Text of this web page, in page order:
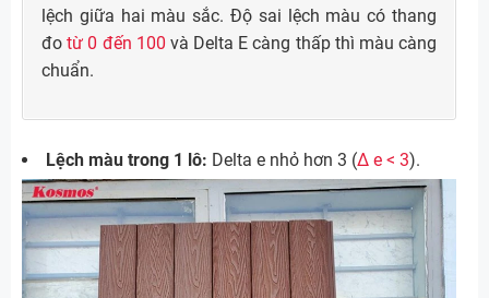
lệch giữa hai màu sắc. Độ sai lệch màu có thang
đotừ 0 đến 100 và Delta E càng thấp thì màu càng
chuẩn.
Lệch màu trong 1 lô: Delta e nhỏ hơn 3 (∆ e < 3).